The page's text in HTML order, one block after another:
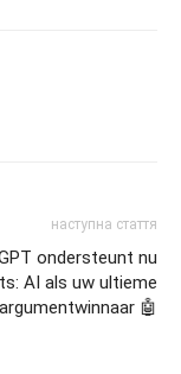
наступна стаття
ondersteunt nu
AI als uw ultieme
argumentwinnaar 🤖